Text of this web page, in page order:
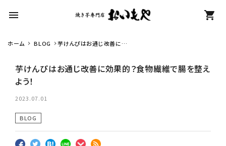
menu shopping_cart
カテゴリーから探す
冷凍焼き芋【安納芋】
ホーム BLOG
芋けんぴはお通じ改善に効
芋けんぴはお通じ改善に効果的？食物繊維で腸を整え
よう！
2023.07.01
BLOG